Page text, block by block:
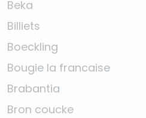
Beka
Billiets
Boeckling
Bougie la francaise
Brabantia
Bron coucke